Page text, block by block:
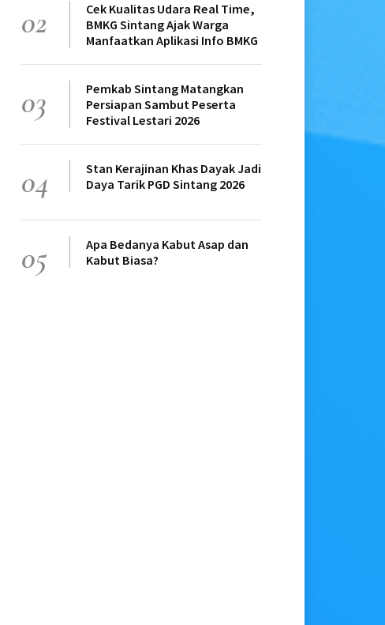
02
Cek Kualitas Udara Real Time,
BMKG Sintang Ajak Warga
Manfaatkan Aplikasi Info BMKG
03
Pemkab Sintang Matangkan
Persiapan Sambut Peserta
Festival Lestari 2026
04
Stan Kerajinan Khas Dayak Jadi
Daya Tarik PGD Sintang 2026
05
Apa Bedanya Kabut Asap dan
Kabut Biasa?